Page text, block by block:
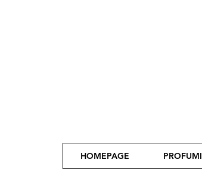
HOMEPAGE PROFUMI